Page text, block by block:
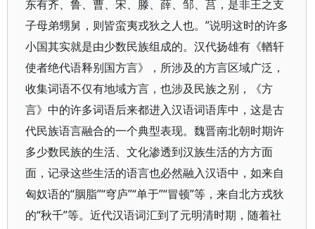
东有齐、鲁、曹、宋、滕、薛、邹、莒，是非王之支
子母弟甥舅，则皆蛮夷戎狄之人也。”说明这时的许多
小国其实就是由少数民族组成的。汉代扬雄有《輶轩
使者绝代语释别国方言》，所涉及的方言区域广泛，
收集词语不仅有地域方言，也涉及民族之别，《方
言》中的许多词语后来都进入汉语词语库中，这是古
代民族语言融合的一个典型表现。魏晋南北朝时期许
多少数民族的生活、文化渗透到汉族生活的方方面
面，记录这些生活的语言也必然融入汉语中，如来自
匈奴语的“胭脂”“穹庐”“单于”“冒顿”等，来自北方戎狄
的“秋千”等。近代汉语词汇到了元明清时期，随着社